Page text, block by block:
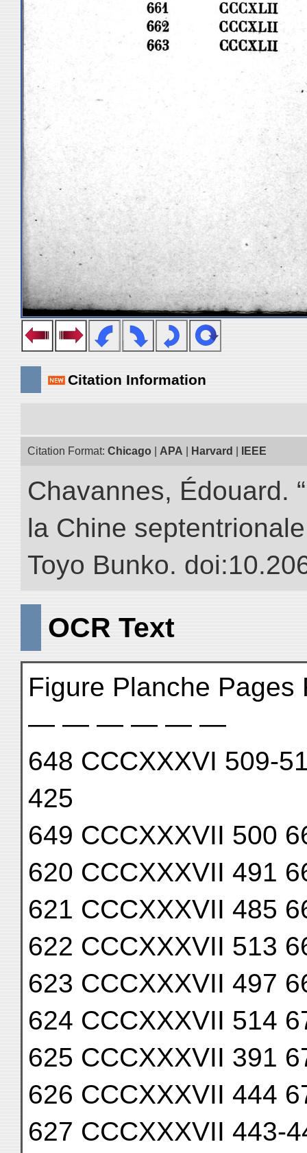
Citation Information
Citation Format: Chicago APA Harvard IEEE
Chavannes, Édouard.
la Chine
Toyo Bunko.
OCR Text
Figure Planche
— — — — — —
648 CCCXXXVI 509-
425
649 CCCXXXVII 500
620 CCCXXXVII 491
621 CCCXXXVII 485
622 CCCXXXVII 513
623 CCCXXXVII 497
624 CCCXXXVII 514
625 CCCXXXVII 391
626 CCCXXXVII 444
627 CCCXXXVII 443-